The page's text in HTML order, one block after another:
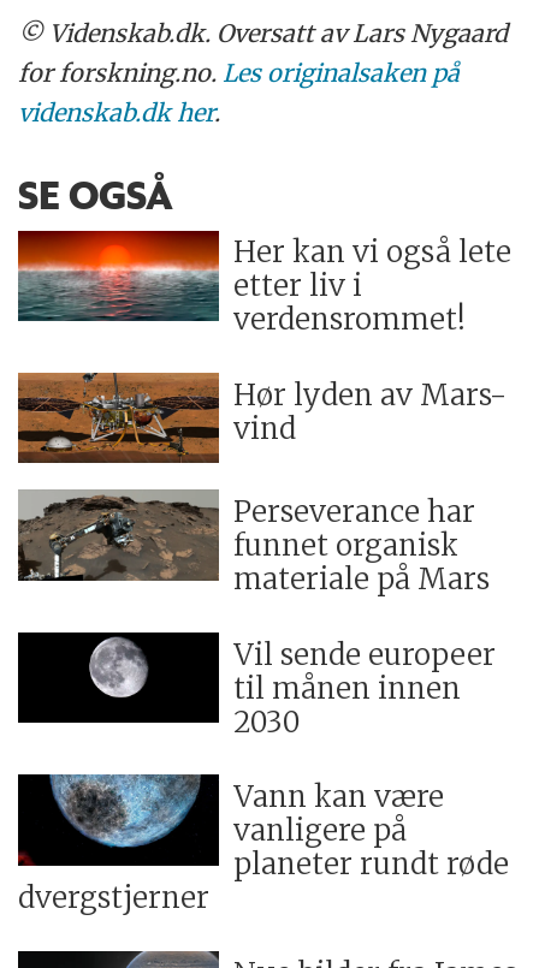
– Jupiters innerste måner, Io, Europa og
Ganymedes, er så sterkt påvirket av
Jupiters gravitasjonsfelt at de blir holdt
– Når man kommer så tett på Jupiter, er
gravitasjonsfeltet så kraftig, og varierer så
mye, at det dannes en tidevannsbølge som
i Europas tilfelle er 200 meter høy.
På grunn av Europas bane rundt Jupiter er
denne tidevannsbølgen alltid i bevegelse
over månen. Den skaper så mye varme at
det smelter alt annet enn det ytterste
skallet av is, utdyper professoren.
Denne aktiviteten skaper de karakteristiske
sprekkene i isen som er tydelige i bildet
ovenfor.
© Videnskab.dk. Oversatt av Lars Nygaard
for forskning.no. Les originalsaken på
videnskab.dk her.
SE OGSÅ
Her kan vi også lete
etter liv i
verdensrommet!
Hør lyden av Mars-
vind
Perseverance har
funnet organisk
materiale på Mars
Vil sende europeer
til månen innen
2030
Vann kan være
vanligere på
planeter rundt røde
dvergstjerner